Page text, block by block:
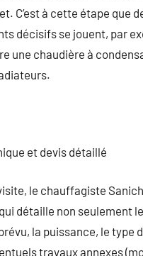
C’est à cette étape que
décisifs se jouent, par
une chaudière à
et devis détaillé
le chauffagiste
détaille non seulement
la puissance, le type
travaux annexes